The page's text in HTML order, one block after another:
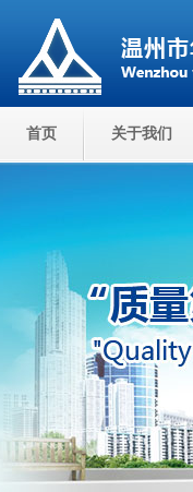
首页 关于我们